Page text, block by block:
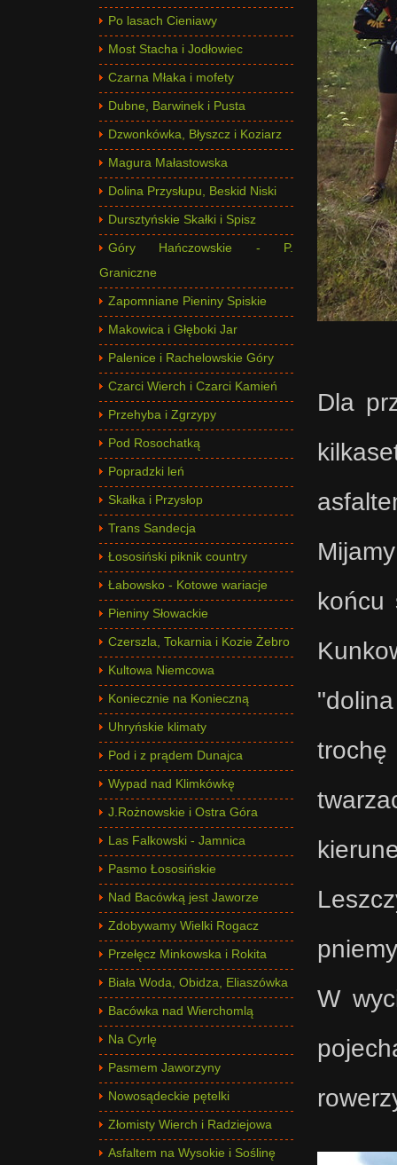
Dla
końcu
W
Po lasach Cieniawy
Most Stacha i Jodłowiec
Czarna Młaka i mofety
Dubne, Barwinek i Pusta
Dzwonkówka, Błyszcz i Koziarz
Magura Małastowska
Dolina Przysłupu, Beskid Niski
Dursztyńskie Skałki i Spisz
Góry Hańczowskie - P.
Graniczne
Zapomniane Pieniny Spiskie
Makowica i Głęboki Jar
Palenice i Rachelowskie Góry
Czarci Wierch i Czarci Kamień
Przehyba i Zgrzypy
Pod Rosochatką
Popradzki leń
Skałka i Przysłop
Trans Sandecja
Łososiński piknik country
Łabowsko - Kotowe wariacje
Pieniny Słowackie
Czerszla, Tokarnia i Kozie Żebro
Kultowa Niemcowa
Koniecznie na Konieczną
Uhryńskie klimaty
Pod i z prądem Dunajca
Wypad nad Klimkówkę
J.Rożnowskie i Ostra Góra
Las Falkowski - Jamnica
Pasmo Łososińskie
Nad Bacówką jest Jaworze
Zdobywamy Wielki Rogacz
Przełęcz Minkowska i Rokita
Biała Woda, Obidza, Eliaszówka
Bacówka nad Wierchomlą
Na Cyrlę
Pasmem Jaworzyny
Nowosądeckie pętelki
Złomisty Wierch i Radziejowa
Asfaltem na Wysokie i Soślinę